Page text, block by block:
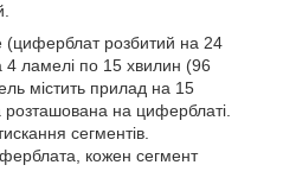
розбитий на 24
4 ламелі по 15 хвилин (96
містить прилад на 15
на циферблаті.
сегментів.
кожен сегмент